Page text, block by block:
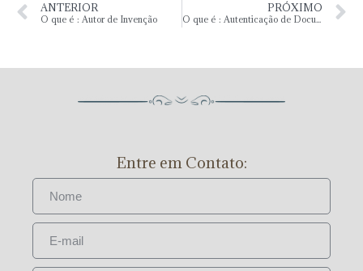
ANTERIOR
O que é : Autor de Invenção
PRÓXIMO
O que é : Autenticação de Documentos
Entre em Contato: